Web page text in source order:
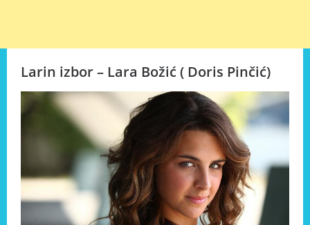
Larin izbor – Lara Božić ( Doris Pinčić)